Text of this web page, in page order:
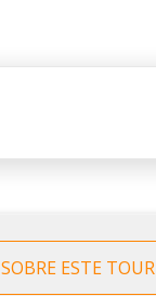
SOBRE ESTE TOUR